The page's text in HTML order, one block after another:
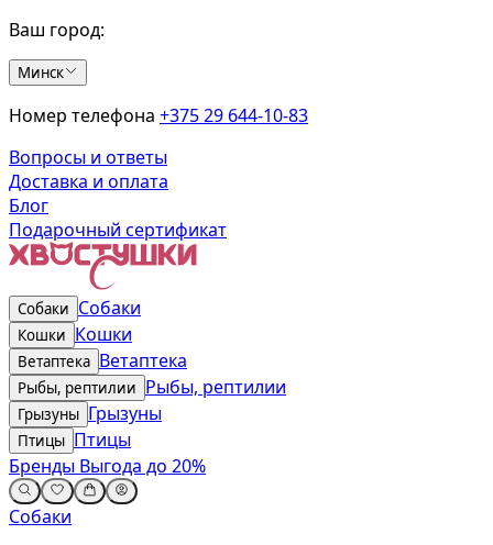
Ваш город:
Минск
Номер телефона +375 29 644-10-83
Вопросы и ответы
Доставка и оплата
Блог
Подарочный сертификат
Собаки Собаки
Кошки Кошки
Ветаптека Ветаптека
Рыбы, рептилии Рыбы, рептилии
Грызуны Грызуны
Птицы Птицы
Бренды Выгода до 20%
Собаки